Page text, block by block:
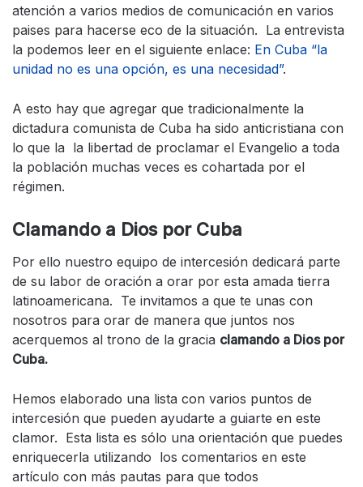
atención a varios medios de comunicación en varios
paises para hacerse eco de la situación. La entrevista
la podemos leer en el siguiente enlace: En Cuba “la
unidad no es una opción, es una necesidad”.
A esto hay que agregar que tradicionalmente la
dictadura comunista de Cuba ha sido anticristiana con
lo que la la libertad de proclamar el Evangelio a toda
la población muchas veces es cohartada por el
régimen.
Clamando a Dios por Cuba
Por ello nuestro equipo de intercesión dedicará parte
de su labor de oración a orar por esta amada tierra
latinoamericana. Te invitamos a que te unas con
nosotros para orar de manera que juntos nos
acerquemos al trono de la gracia clamando a Dios por
Cuba.
Hemos elaborado una lista con varios puntos de
intercesión que pueden ayudarte a guiarte en este
clamor. Esta lista es sólo una orientación que puedes
enriquecerla utilizando los comentarios en este
artículo con más pautas para que todos